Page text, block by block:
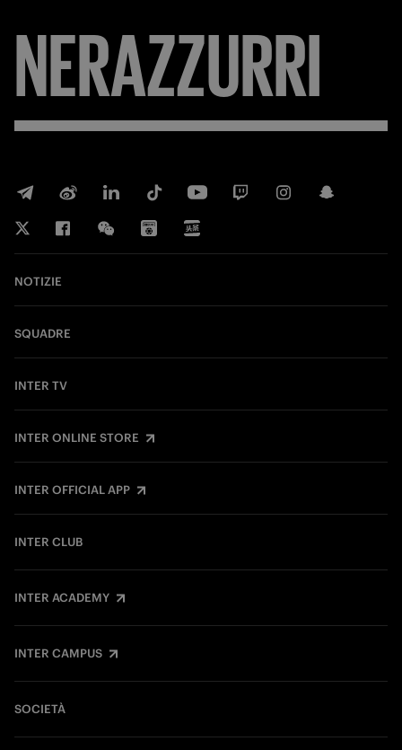
NERAZZURRI
NOTIZIE
SQUADRE
INTER TV
INTER ONLINE STORE
INTER OFFICIAL APP
INTER CLUB
INTER ACADEMY
INTER CAMPUS
SOCIETÀ